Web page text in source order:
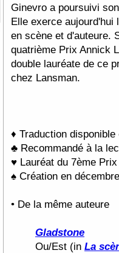
Ginevro a poursuivi
Elle exerce aujourd'hui
en scène et d'auteure.
quatrième Prix Annick
double lauréate de ce
chez Lansman.
♦ Traduction
♣ Recommandé à la
♥ Lauréat du 7ème
♠ Création en
• De la même auteure
Gladstone
Ou/Est (in La